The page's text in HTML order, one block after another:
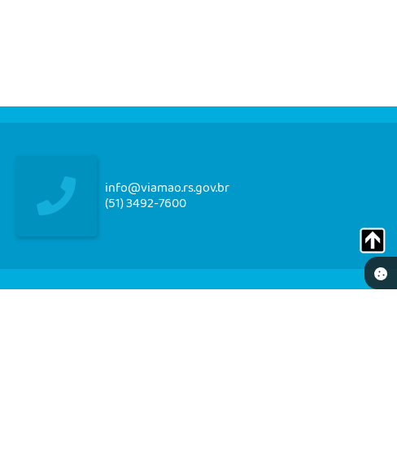
info@viamao.rs.gov.br
(51) 3492-7600